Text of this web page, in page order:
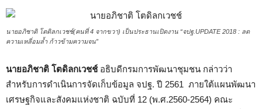
นายอภิชาติ โตดิลกเวชช์(คนที่ 4 จากขวา) เป็นประธานเปิดงาน “จปฐ.UPDATE 2018 : ลด
ความเหลี่อมล้ำ ก้าวข้ามความจน”
นายอภิชาติ โตดิลกเวชช์อธิบดีกรมการพัฒนาชุมชน กล่าวว่า
สำหรับการดำเนินการจัดเก็บข้อมูล จปฐ. ปี 2561 ภายใต้แผนพัฒนา
เศรษฐกิจและสังคมแห่งชาติ ฉบับที่ 12 (พ.ศ.2560-2564) คณะ